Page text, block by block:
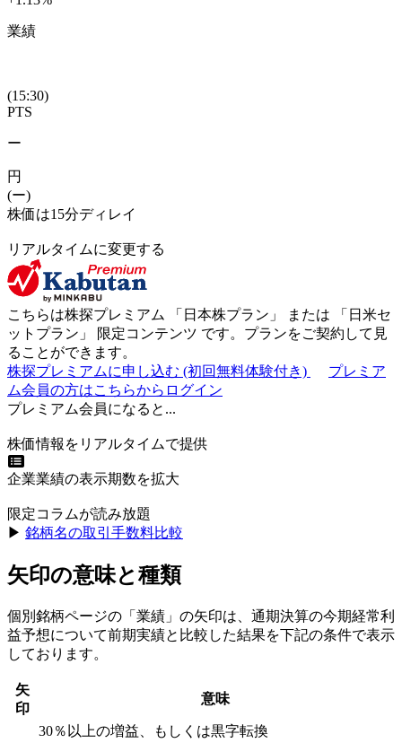
業績
(15:30)
PTS
ー
円
(ー)
株価は15分ディレイ
リアルタイムに変更する
こちらは株探プレミアム 「 日本株プラン 」 または 「 日米セ
ットプラン 」 限定コンテンツ です。プランをご契約して見
ることができます。
株探プレミアムに申し込む (初回無料体験付き)
プレミア
ム会員の方はこちらからログイン
プレミアム会員になると...
株価情報をリアルタイムで提供
企業業績の表示期数を拡大
限定コラムが読み放題
▶︎ 銘柄名の取引手数料比較
矢印の意味と種類
個別銘柄ページの「業績」の矢印は、通期決算の今期経常利
益予想について前期実績と比較した結果を下記の条件で表示
しております。
矢
印
意味
30％以上の増益、もしくは黒字転換